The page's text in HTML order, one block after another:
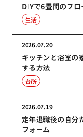
DIYで6畳間のフ
生活
キッチンと浴室の
する方法
2026.07.20
台所
定年退職後の自分
フォーム
2026.07.19